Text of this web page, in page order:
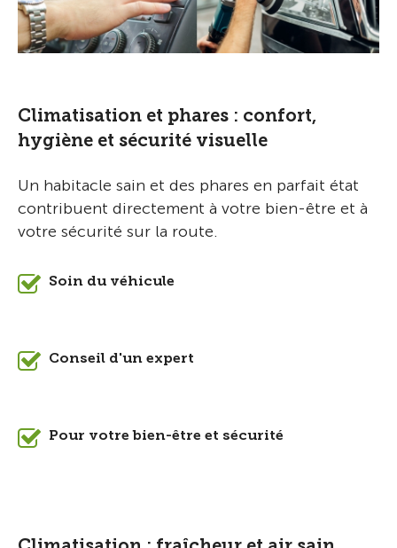
Climatisation et phares : confort,
hygiène et sécurité visuelle
Un habitacle sain et des phares en parfait état
contribuent directement à votre bien-être et à
votre sécurité sur la route.
Soin du véhicule
Conseil d'un expert
Pour votre bien-être et sécurité